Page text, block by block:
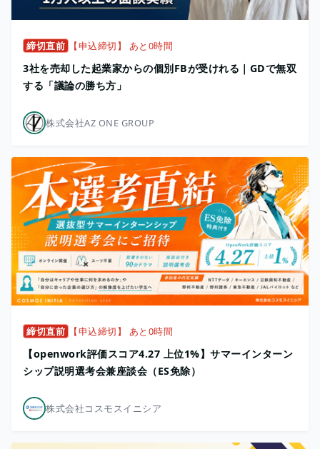
締切直前 【申込締切】 あと0時間
3社を売却した起業家からの個別FBが受けれる｜GDで無双
する「議論の勝ち方」
株式会社AZ ONE GROUP
締切直前 【申込締切】 あと0時間
【openwork評価スコア4.27 上位1%】サマーインターン
シップ説明選考会兼座談会（ES免除）
株式会社コスモスイニシア